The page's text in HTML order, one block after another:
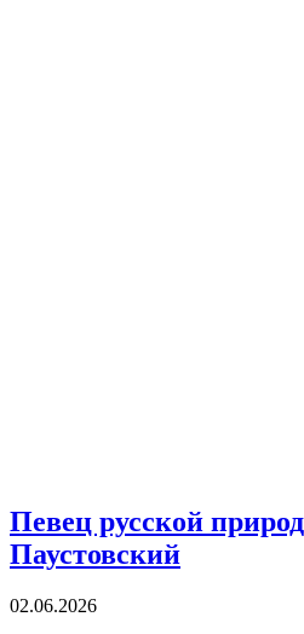
Певец русской
Паустовский
02.06.2026